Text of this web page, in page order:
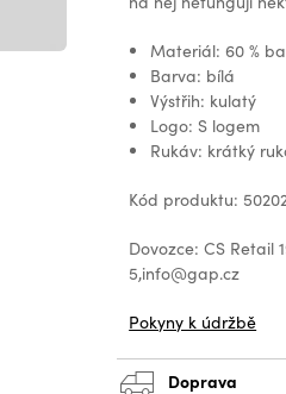
Materiál: 60 %
Barva: bílá
Výstřih: kulatý
Logo: S logem
Rukáv: krátký
Kód produktu:
Dovozce: CS Retail
5,info@gap.cz
Pokyny k údržbě
Doprava